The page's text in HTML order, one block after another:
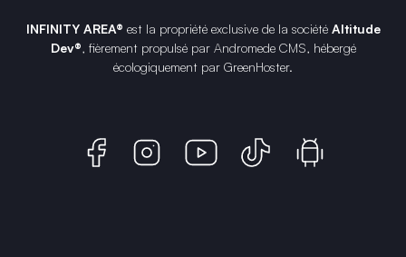
INFINITY AREA® est la propriété exclusive de la société Altitude
Dev®, fièrement propulsé par Andromede CMS, hébergé
écologiquement par GreenHoster.